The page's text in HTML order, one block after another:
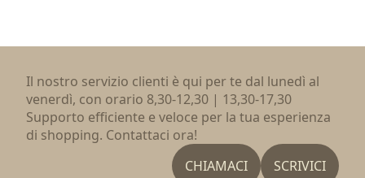
Il nostro servizio clienti è qui per te dal lunedì al
venerdì, con orario 8,30-12,30 | 13,30-17,30
Supporto efficiente e veloce per la tua esperienza
di shopping. Contattaci ora!
CHIAMACI
SCRIVICI